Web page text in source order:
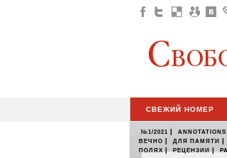
СВЕЖИЙ НОМЕР
№1/2021 |
ВЕЧНО | ДЛЯ ПАМЯТИ |
ПОЛЯХ | РЕЦЕНЗИИ |